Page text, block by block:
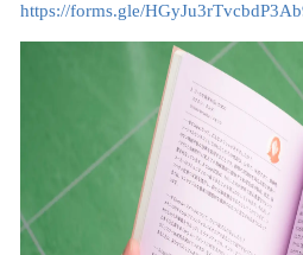
https://forms.gle/